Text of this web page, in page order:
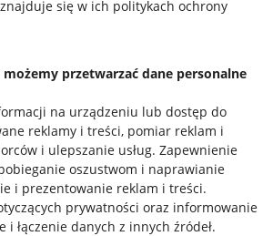
się w ich politykach ochrony
przetwarzać dane personalne
na urządzeniu lub dostęp do
reklamy i treści, pomiar reklam i
i ulepszanie usług. Zapewnienie
oszustwom i naprawianie
i prezentowanie reklam i treści.
prywatności oraz informowanie
i łączenie danych z innych źródeł.